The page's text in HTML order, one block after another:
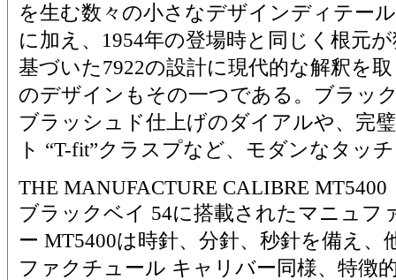
を生む数々の小さなデザインディテー
に加え、1954年の登場時と同じく根元
基づいた7922の設計に現代的な解釈を
のデザインもその一つである。ブラッ
ブラッシュド仕上げのダイアルや、完
ト “T-fit”クラスプなど、モダンなタッ
THE MANUFACTURE CALIBRE MT5400
ブラックベイ 54に搭載されたマニュフ
ー MT5400は時針、分針、秒針を備え
ファクチュール キャリバー同様、特徴